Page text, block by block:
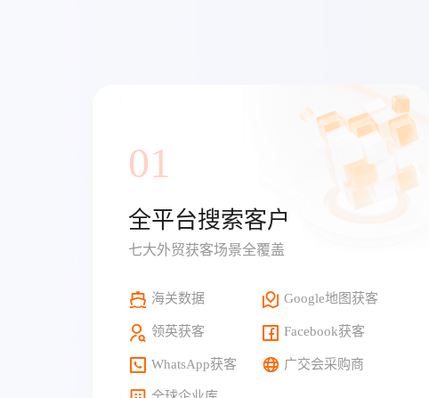
01
全平台搜索客户
七大外贸获客场景全覆盖
海关数据 Google地图获客
领英获客 Facebook获客
WhatsApp获客 广交会采购商